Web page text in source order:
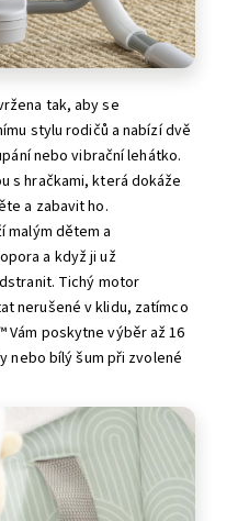
tak, aby se
stylu rodičů a nabízí dvě
nebo vibrační lehátko.
s hračkami, která dokáže
a zabavit ho.
malým dětem a
a když ji už
Tichý motor
nerušené v klidu, zatímco
poskytne výběr až 16
nebo bílý šum při zvolené